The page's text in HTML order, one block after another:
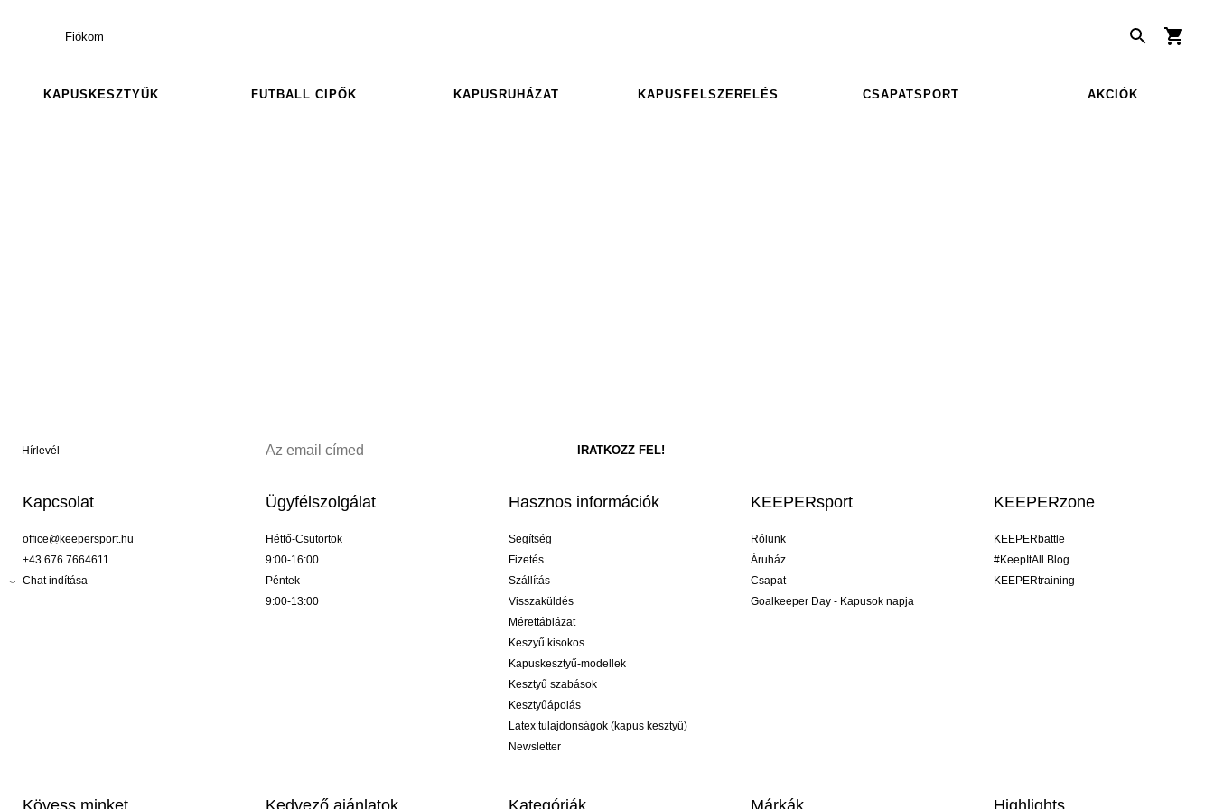
Fiókom
KAPUSKESZTYŰK FUTBALL CIPŐK KAPUSRUHÁZAT KAPUSFELSZERELÉS CSAPATSPORT AKCIÓK
Hírlevél
Kapcsolat
office@keepersport.hu
+43 676 7664611
Chat indítása
Ügyfélszolgálat
Hétfő-Csütörtök
9:00-16:00
Péntek
9:00-13:00
Hasznos információk
Segítség
Fizetés
Szállítás
Visszaküldés
Mérettáblázat
Keszyű kisokos
Kapuskesztyű-modellek
Kesztyű szabások
Kesztyűápolás
Latex tulajdonságok (kapus kesztyű)
Newsletter
KEEPERsport
Rólunk
Áruház
Csapat
Goalkeeper Day - Kapusok napja
KEEPERzone
KEEPERbattle
#KeepItAll Blog
KEEPERtraining
Kövess minket Kedvező ajánlatok Kategóriák Márkák Highlights